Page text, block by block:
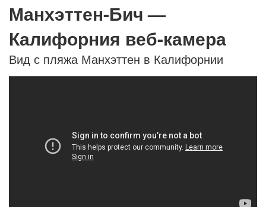
Манхэттен-Бич —
Калифорния веб-камера
Вид с пляжа Манхэттен в Калифорнии